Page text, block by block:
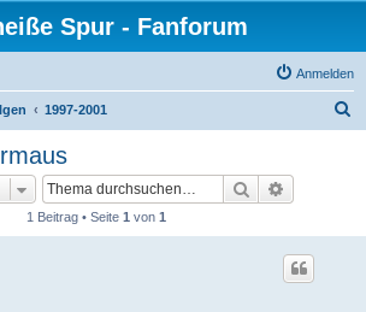
Spur - Fanforum
Anmelden
1997-2001
Suche
1 Beitrag • Seite 1 von 1